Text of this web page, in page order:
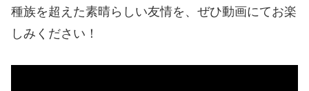
種族を超えた素晴らしい友情を、ぜひ動画にてお楽
しみください！